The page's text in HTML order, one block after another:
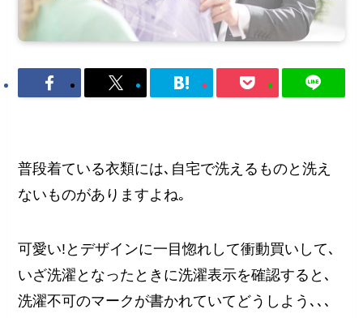
普段着ている衣類には､自宅で洗えるものと洗え
ないものがありますよね｡
可愛い!とデザインに一目惚れして衝動買いして､
いざ洗濯となったときに洗濯表示を確認すると､
洗濯不可のマークが書かれていてどうしよう､､､